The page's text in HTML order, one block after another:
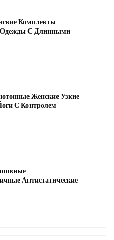
Комплекты
С Длинными
Женские Узкие
С Контролем
Антистатические